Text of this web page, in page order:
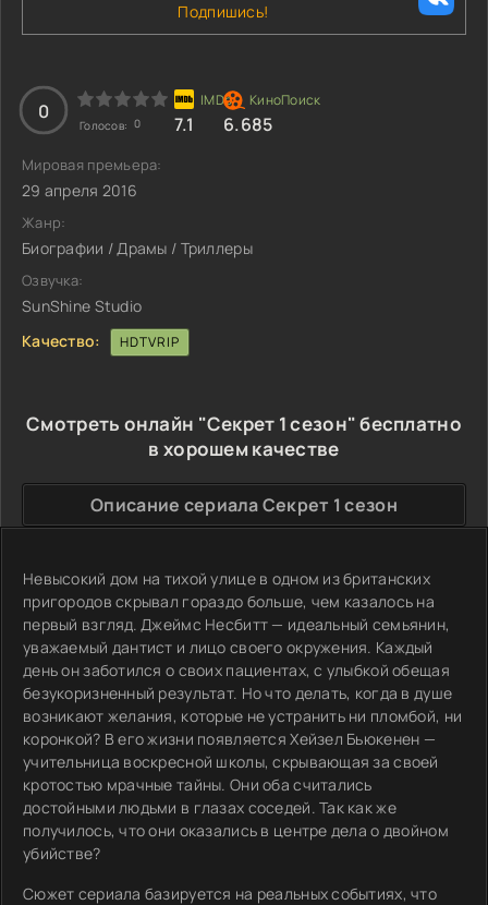
Подпишись!
0
Голосов: 0 7.1 6.685
Мировая премьера:
29 апреля 2016
Жанр:
Биографии / Драмы / Триллеры
Озвучка:
SunShine Studio
Качество:
HDTVRIP
Смотреть онлайн "Секрет 1 сезон" бесплатно
в хорошем качестве
Описание сериала Секрет 1 сезон
Невысокий дом на тихой улице в одном из британских
пригородов скрывал гораздо больше, чем казалось на
первый взгляд. Джеймс Несбитт — идеальный семьянин,
уважаемый дантист и лицо своего окружения. Каждый
день он заботился о своих пациентах, с улыбкой обещая
безукоризненный результат. Но что делать, когда в душе
возникают желания, которые не устранить ни пломбой, ни
коронкой? В его жизни появляется Хейзел Бьюкенен —
учительница воскресной школы, скрывающая за своей
кротостью мрачные тайны. Они оба считались
достойными людьми в глазах соседей. Так как же
получилось, что они оказались в центре дела о двойном
убийстве?
Сюжет сериала базируется на реальных событиях, что